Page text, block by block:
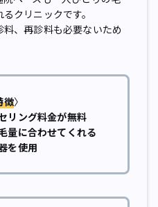
クリニックです。
、再診料も必要ないため
徴〉
リング料金が無料
量に合わせてくれる
を使用